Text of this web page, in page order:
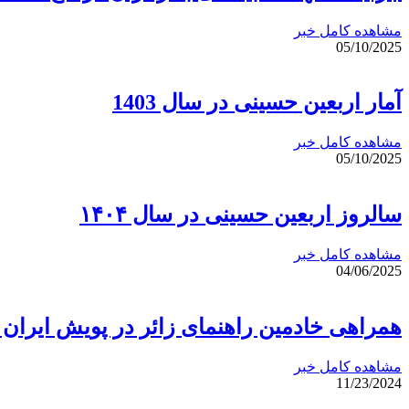
مشاهده کامل خبر
05/10/2025
آمار اربعین حسینی در سال 1403
مشاهده کامل خبر
05/10/2025
سالروز اربعین حسینی در سال ۱۴۰۴
مشاهده کامل خبر
04/06/2025
همراهی خادمین راهنمای زائر در پویش
مشاهده کامل خبر
11/23/2024